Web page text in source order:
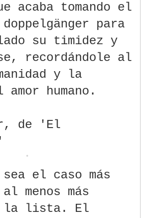
acaba tomando el
para
su timidez y
recordándole al
y la
humano.
de 'El
el caso más
menos más
la lista. El